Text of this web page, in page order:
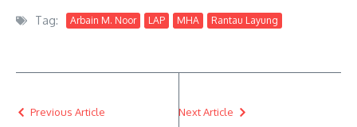
Tag: Arbain M. Noor LAP MHA Rantau Layung
Previous Article Next Article